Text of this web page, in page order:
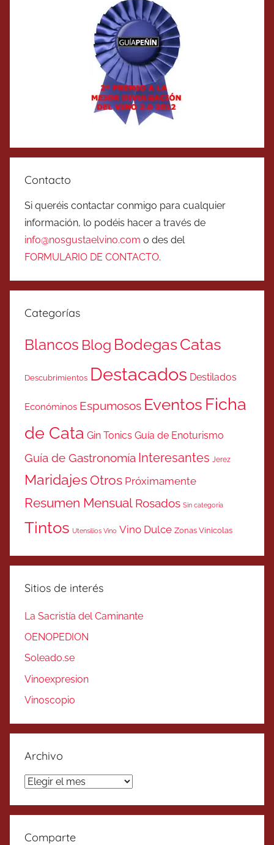
Contacto
Si queréis contactar conmigo para cualquier
información, lo podéis hacer a través de
info@nosgustaelvino.com o des del
FORMULARIO DE CONTACTO.
Categorías
Blancos Blog BodegasCatas
Descubrimientos Destacados Destilados
Económinos Espumosos Eventos Ficha
de Cata Gin Tonics Guía de Enoturismo
Guía de Gastronomía Interesantes Jerez
MaridajesOtros Próximamente
Resumen Mensual Rosados Sin categoría
Tintos Utensilios Vino Vino Dulce Zonas Vinicolas
Sitios de interés
La Sacristía del Caminante
OENOPEDION
Soleado.se
Vinoexpresion
Vinoscopio
Archivo
Archivo
Comparte